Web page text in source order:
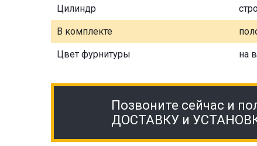
Цилиндр
В комплекте
Цвет фурнитуры на
Позвоните сейчас и
ДОСТАВКУ и